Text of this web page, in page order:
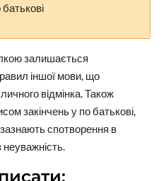
залишається
іншої мови, що
відмінка. Також
закінчень у по батькові,
спотворення в